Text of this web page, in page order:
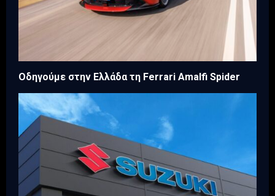
Οδηγούμε στην Ελλάδα τη Ferrari Amalfi Spider